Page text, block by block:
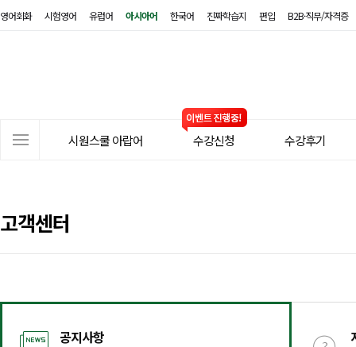
영어회화 시험영어 유럽어 아시아어 한국어 진짜학습지 편입 B2B·직무/자격증
시원스쿨 아랍어 수강신청 수강후기
고객센터
공지사항